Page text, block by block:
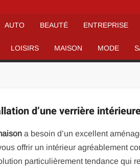
AUTO BEAUTÉ ENTREPRISE
LOISIRS MAISON MODE
d’une verrière
a besoin d’un excellent
offrir un intérieur agréablement
particulièrement tendance qui